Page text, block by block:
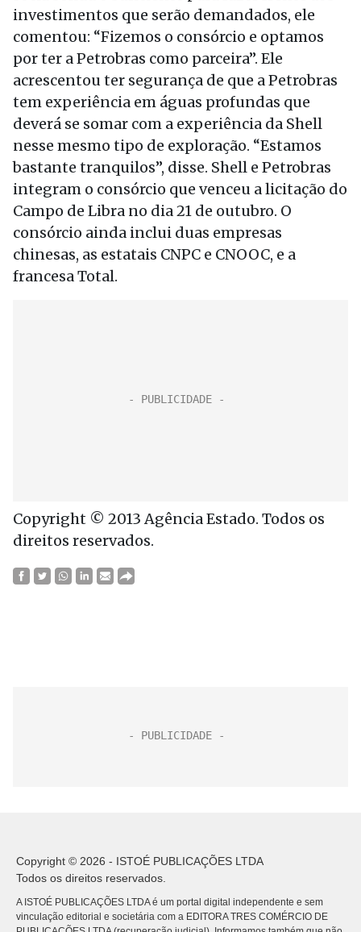
investimentos que serão demandados, ele
comentou: “Fizemos o consórcio e optamos
por ter a Petrobras como parceira”. Ele
acrescentou ter segurança de que a Petrobras
tem experiência em águas profundas que
deverá se somar com a experiência da Shell
nesse mesmo tipo de exploração. “Estamos
bastante tranquilos”, disse. Shell e Petrobras
integram o consórcio que venceu a licitação do
Campo de Libra no dia 21 de outubro. O
consórcio ainda inclui duas empresas
chinesas, as estatais CNPC e CNOOC, e a
francesa Total.
Copyright © 2013 Agência Estado. Todos os
direitos reservados.
Copyright © 2026 - ISTOÉ PUBLICAÇÕES LTDA
Todos os direitos reservados.
A ISTOÉ PUBLICAÇÕES LTDA é um portal digital independente e sem
vinculação editorial e societária com a EDITORA TRES COMÉRCIO DE